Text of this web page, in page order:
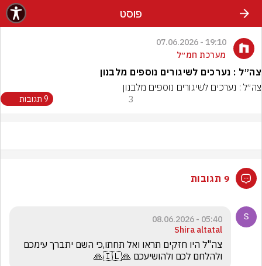
פוסט
19:10 - 07.06.2026
מערכת חמ״ל
צה״ל : נערכים לשיגורים נוספים מלבנון
צה״ל : נערכים לשיגורים נוספים מלבנון
3 9 תגובות
9 תגובות
05:40 - 08.06.2026
Shira altatal
ולהלחם לכם ולהושיעכם 🙏🇮🇱🙏